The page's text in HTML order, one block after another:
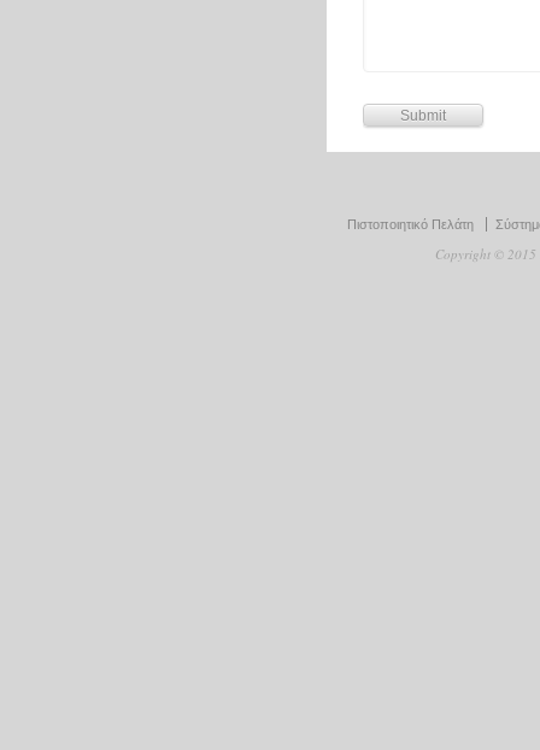
Πιστοποιητικό Πελάτη
Copyright ©